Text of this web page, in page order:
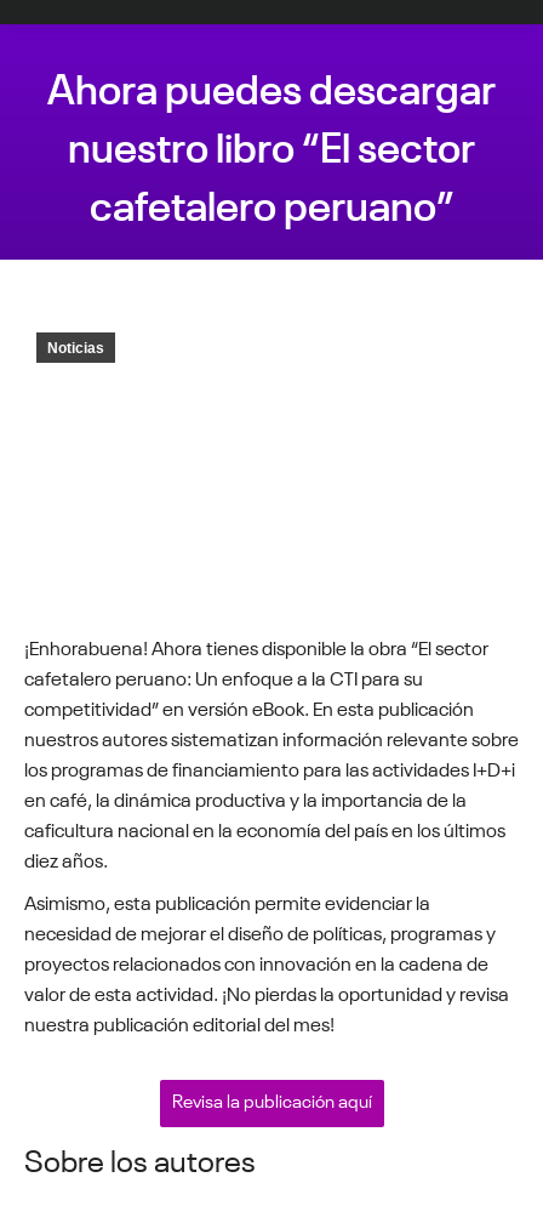
Ahora puedes descargar
nuestro libro “El sector
cafetalero peruano”
Noticias
¡Enhorabuena! Ahora tienes disponible la obra “El sector
cafetalero peruano: Un enfoque a la CTI para su
competitividad” en versión eBook. En esta publicación
nuestros autores sistematizan información relevante sobre
los programas de financiamiento para las actividades I+D+i
en café, la dinámica productiva y la importancia de la
caficultura nacional en la economía del país en los últimos
diez años.
Asimismo, esta publicación permite evidenciar la
necesidad de mejorar el diseño de políticas, programas y
proyectos relacionados con innovación en la cadena de
valor de esta actividad. ¡No pierdas la oportunidad y revisa
nuestra publicación editorial del mes!
Revisa la publicación aquí
Sobre los autores